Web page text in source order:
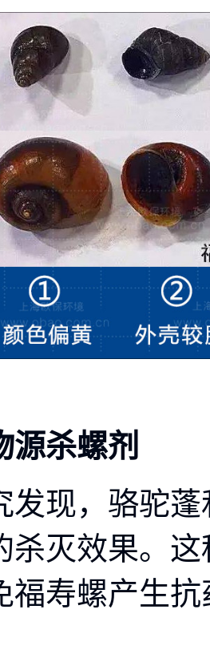
源杀螺剂
发现，骆驼
杀灭效果。
福寿螺产生